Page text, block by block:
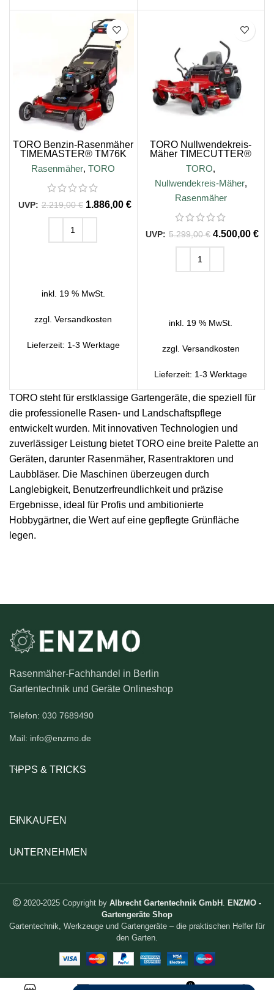
TORO Benzin-Rasenmäher
TIMEMASTER® TM76K
Rasenmäher,TORO
2.219,00€ 1.886,00 €
inkl. 19 % MwSt.
zzgl.Versandkosten
Lieferzeit: 1-3 Werktage
TORO Nullwendekreis-
Mäher TIMECUTTER®
ZS4200S
TORO,
Nullwendekreis-Mäher,
Rasenmäher
5.299,00€ 4.500,00€
inkl. 19 % MwSt.
zzgl. Versandkosten
Lieferzeit: 1-3 Werktage
TORO steht für erstklassige Gartengeräte, die speziell für
die professionelle Rasen- und Landschaftspflege
entwickelt wurden. Mit innovativen Technologien und
zuverlässiger Leistung bietet TORO eine breite Palette an
Geräten, darunter Rasenmäher, Rasentraktoren und
Laubbläser. Die Maschinen überzeugen durch
Langlebigkeit, Benutzerfreundlichkeit und präzise
Ergebnisse, ideal für Profis und ambitionierte
Hobbygärtner, die Wert auf eine gepflegte Grünfläche
legen.
Rasenmäher-Fachhandel in Berlin
Gartentechnik und Geräte Onlineshop
Telefon: 030 7689490
Mail: info@enzmo.de
TIPPS & TRICKS
EINKAUFEN
UNTERNEHMEN
2020-2025 Copyright by Albrecht Gartentechnik GmbH . ENZMO -
Gartengeräte Shop
Gartentechnik, Werkzeuge und Gartengeräte – die praktischen Helfer für
den Garten.
0